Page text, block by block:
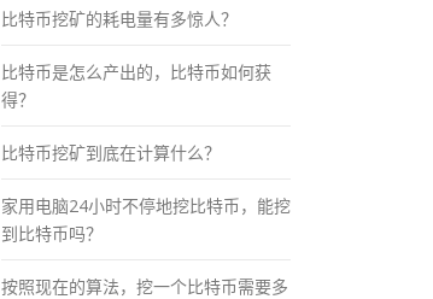
比特币挖矿的耗电量有多惊人？
比特币是怎么产出的，比特币如何获
得？
比特币挖矿到底在计算什么？
家用电脑24小时不停地挖比特币，能挖
到比特币吗？
按照现在的算法，挖一个比特币需要多